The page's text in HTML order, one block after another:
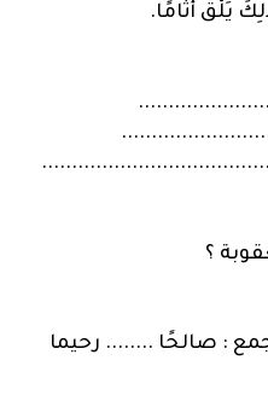
يَلْقَ أَثَامًا.
؟
: صالحًا ........ رحيما